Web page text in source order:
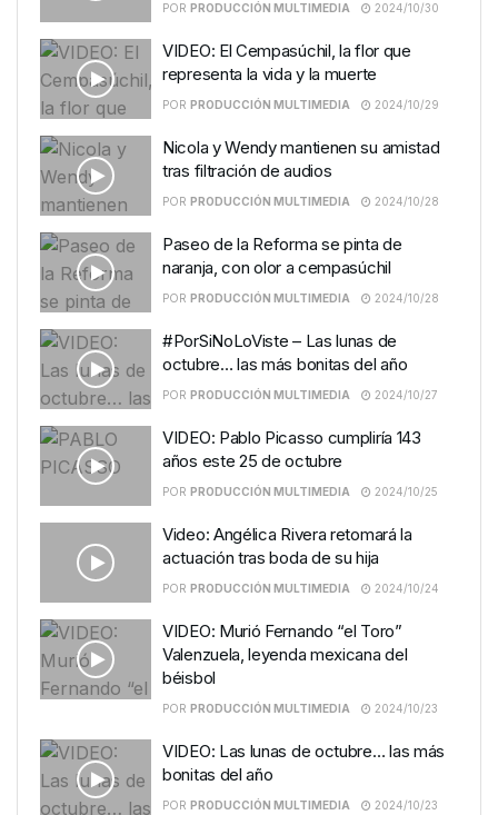
POR PRODUCCIÓN MULTIMEDIA 2024/10/30
VIDEO: El Cempasúchil, la flor que
representa la vida y la muerte
POR PRODUCCIÓN MULTIMEDIA 2024/10/29
Nicola y Wendy mantienen su amistad
tras filtración de audios
POR PRODUCCIÓN MULTIMEDIA 2024/10/28
Paseo de la Reforma se pinta de
naranja, con olor a cempasúchil
POR PRODUCCIÓN MULTIMEDIA 2024/10/28
#PorSiNoLoViste – Las lunas de
octubre… las más bonitas del año
POR PRODUCCIÓN MULTIMEDIA 2024/10/27
VIDEO: Pablo Picasso cumpliría 143
años este 25 de octubre
POR PRODUCCIÓN MULTIMEDIA 2024/10/25
Video: Angélica Rivera retomará la
actuación tras boda de su hija
POR PRODUCCIÓN MULTIMEDIA 2024/10/24
VIDEO: Murió Fernando “el Toro”
Valenzuela, leyenda mexicana del
béisbol
POR PRODUCCIÓN MULTIMEDIA 2024/10/23
VIDEO: Las lunas de octubre… las más
bonitas del año
POR PRODUCCIÓN MULTIMEDIA 2024/10/23